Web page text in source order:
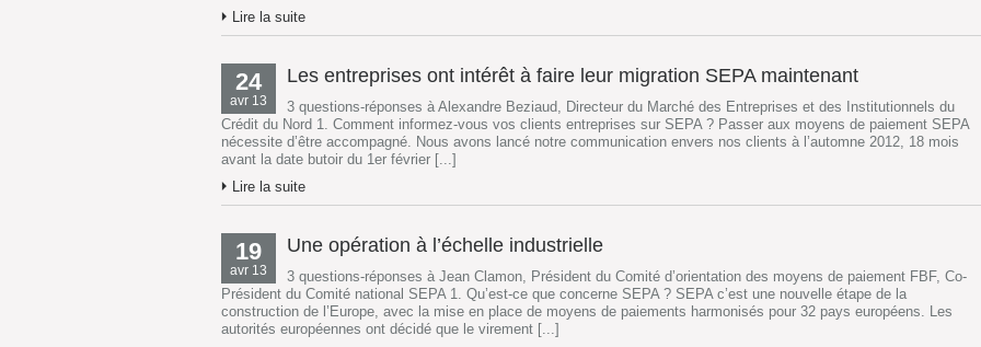
Lire la suite
24
avr 13
Les entreprises ont intérêt à faire leur migration SEPA maintenant
3 questions-réponses à Alexandre Beziaud, Directeur du Marché des Entreprises et des Institutionnels du
Crédit du Nord 1. Comment informez-vous vos clients entreprises sur SEPA ? Passer aux moyens de paiement SEPA
nécessite d’être accompagné. Nous avons lancé notre communication envers nos clients à l’automne 2012, 18 mois
avant la date butoir du 1er février [...]
Lire la suite
19
avr 13
Une opération à l’échelle industrielle
3 questions-réponses à Jean Clamon, Président du Comité d’orientation des moyens de paiement FBF, Co-
Président du Comité national SEPA 1. Qu’est-ce que concerne SEPA ? SEPA c’est une nouvelle étape de la
construction de l’Europe, avec la mise en place de moyens de paiements harmonisés pour 32 pays européens. Les
autorités européennes ont décidé que le virement [...]